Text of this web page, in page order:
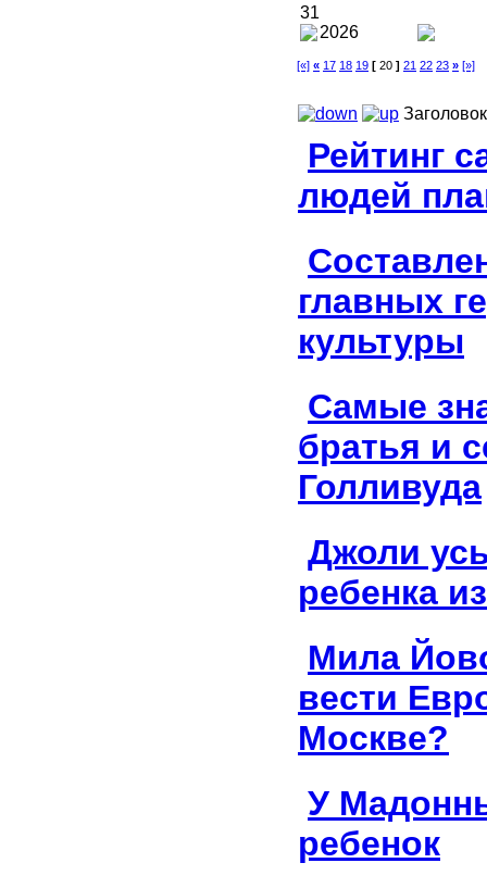
31
2026
[«] « 17 18 19 [ 20 ] 21 22 23 » [»]
Заголовок
Рейтинг
людей
главных
культуры
Самые
братья и
Голливуда
Джоли
ребенка
Мила
вести
Москве?
У
ребенок